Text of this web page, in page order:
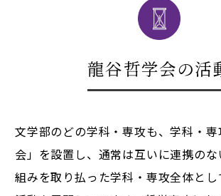
龍谷哲学会の活
文学部のどの学科・専攻も、学科・
会」を設置し、通常は互いに連携の
組みを取り払った学科・専攻全体と